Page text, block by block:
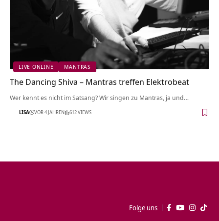
LIVE ONLINE MANTRAS
The Dancing Shiva – Mantras treffen Elektrobeat
Wer kennt es nicht im Satsang? Wir singen zu Mantras, ja und…
LISA VOR 4 JAHREN 612 VIEWS
Folge uns